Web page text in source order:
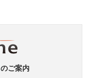
のご案内